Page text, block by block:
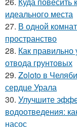
идеального места
27. В одной
пространство
28. Как правильно
отвода грунтовых
29. Zoloto в
сердце Урала
30. Улучшите
водоотведения:
насос